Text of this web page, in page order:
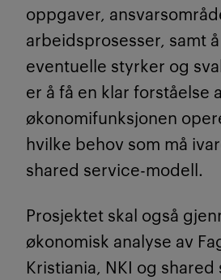
oppgaver,
arbeidsprosesser, samt
eventuelle styrker og
er å få en klar forståelse
økonomifunksjonen
hvilke behov som må
shared service-modell.
Prosjektet skal også
økonomisk analyse av
Kristiania, NKI og